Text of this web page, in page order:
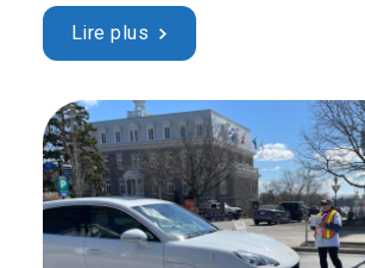
les réalisations de la dernière année,
rapport annuel 2025 ainsi que les états
Lire plus